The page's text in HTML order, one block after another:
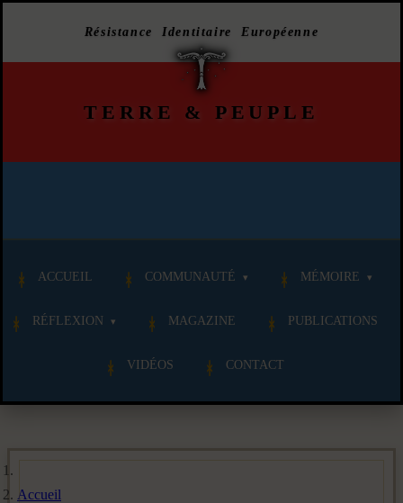
Résistance Identitaire Européenne
TERRE & PEUPLE
ACCUEIL COMMUNAUTÉ MÉMOIRE
RÉFLEXION MAGAZINE PUBLICATIONS
VIDÉOS CONTACT
Accueil